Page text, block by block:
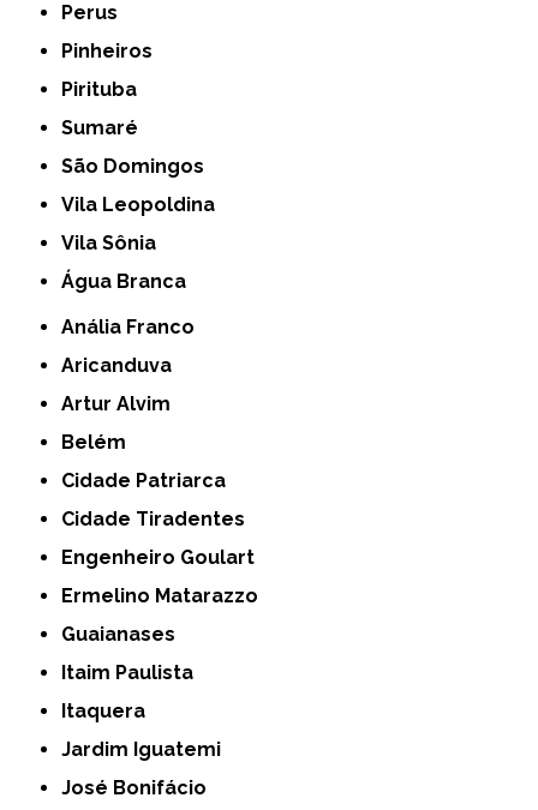
Perus
Pinheiros
Pirituba
Sumaré
São Domingos
Vila Leopoldina
Vila Sônia
Água Branca
Anália Franco
Aricanduva
Artur Alvim
Belém
Cidade Patriarca
Cidade Tiradentes
Engenheiro Goulart
Ermelino Matarazzo
Guaianases
Itaim Paulista
Itaquera
Jardim Iguatemi
José Bonifácio